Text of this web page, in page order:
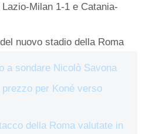
Milan 1-1 e Catania-
nuovo stadio della Roma
a sondare Nicolò Savona
per Koné verso
della Roma valutate in